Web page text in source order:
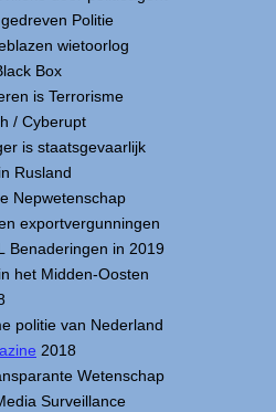
Politie
wietoorlog
Box
is Terrorisme
/ Cyberupt
is staatsgevaarlijk
Rusland
Nepwetenschap
exportvergunningen
Benaderingen in 2019
het Midden-Oosten
politie van Nederland
2018
Wetenschap
Surveillance